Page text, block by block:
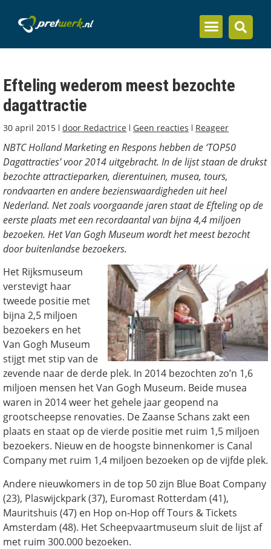
Efteling wederom meest bezochte
dagattractie
30 april 2015 door Redactrice Geen reacties Reageer
NBTC Holland Marketing en Respons hebben de ‘TOP50
Dagattracties’ voor 2014 uitgebracht. In de lijst staan de drukst
bezochte attractieparken, dierentuinen, musea, tours,
rondvaarten en andere bezienswaardigheden uit heel
Nederland. Net zoals voorgaande jaren staat de Efteling op de
eerste plaats met een recordaantal van bijna 4,4 miljoen
bezoeken. Het Van Gogh Museum wordt het meest bezocht
door buitenlandse bezoekers.
Het Rijksmuseum
verstevigt haar
tweede positie met
bijna 2,5 miljoen
bezoekers en het
Van Gogh Museum
stijgt met stip van de
zevende naar de derde plek. In 2014 bezochten zo’n 1,6
miljoen mensen het Van Gogh Museum. Beide musea
waren in 2014 weer het gehele jaar geopend na
grootscheepse renovaties. De Zaanse Schans zakt een
plaats en staat op de vierde positie met ruim 1,5 miljoen
bezoekers. Nieuw en de hoogste binnenkomer is Canal
Company met ruim 1,4 miljoen bezoeken op de vijfde plek.
Andere nieuwkomers in de top 50 zijn Blue Boat Company
(23), Plaswijckpark (37), Euromast Rotterdam (41),
Mauritshuis (47) en Hop on-Hop off Tours & Tickets
Amsterdam (48). Het Scheepvaartmuseum sluit de lijst af
met ruim 300.000 bezoeken.